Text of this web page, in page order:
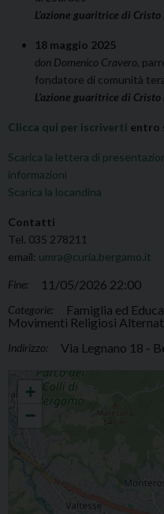
L’azione guaritrice di
18 maggio 2025
don Domenico Cravero ,
fondatore di comunità
L’azione guaritrice di
Clicca qui per iscriverti entro
Scarica la lettera di
informazioni
Scarica la locandina
Contatti
Tel. 035 278211
email: umra@curia.bergamo.it
Fine: 11/05/2026 22:00
Categorie:
Famiglia ed
Movimenti Religiosi
Indirizzo: Via Legnano 18 -
Incontro sulla guarigione nella
+
−